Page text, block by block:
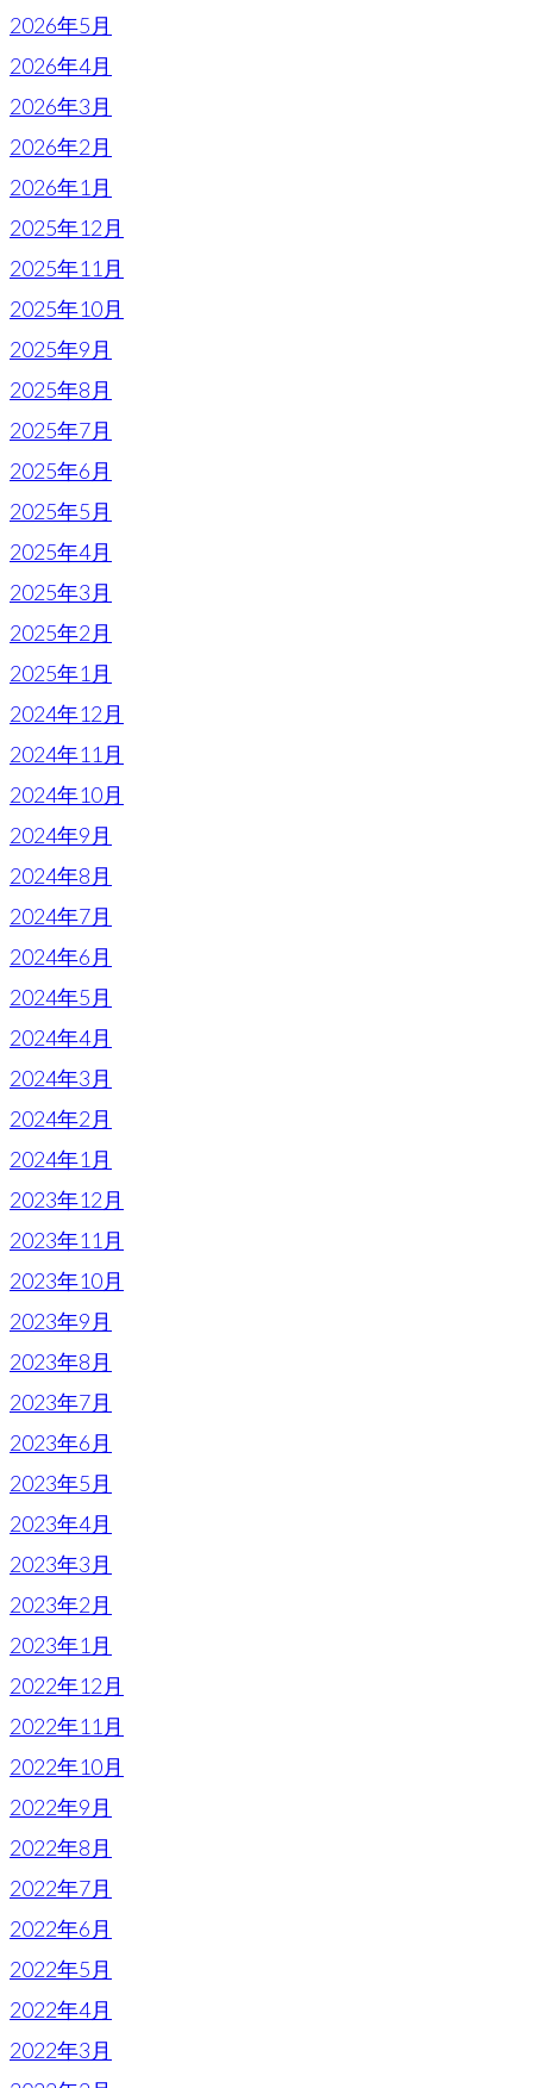
2026年5月
2026年4月
2026年3月
2026年2月
2026年1月
2025年12月
2025年11月
2025年10月
2025年9月
2025年8月
2025年7月
2025年6月
2025年5月
2025年4月
2025年3月
2025年2月
2025年1月
2024年12月
2024年11月
2024年10月
2024年9月
2024年8月
2024年7月
2024年6月
2024年5月
2024年4月
2024年3月
2024年2月
2024年1月
2023年12月
2023年11月
2023年10月
2023年9月
2023年8月
2023年7月
2023年6月
2023年5月
2023年4月
2023年3月
2023年2月
2023年1月
2022年12月
2022年11月
2022年10月
2022年9月
2022年8月
2022年7月
2022年6月
2022年5月
2022年4月
2022年3月